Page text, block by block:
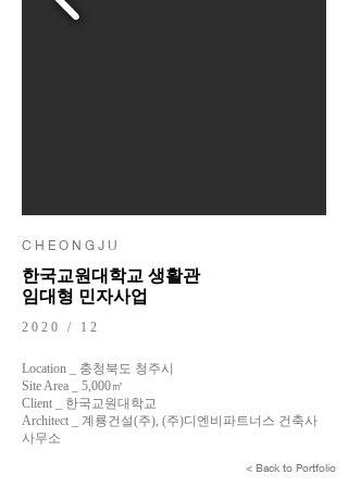
C H E O N G J U
한국교원대학교 생활관
임대형 민자사업
2020 / 12
Location _ 충청북도 청주시
Site Area _ 5,000㎡
Client _ 한국교원대학교
Architect _ 계룡건설(주), (주)디엔비파트너스 건축사
사무소
< Back to Portfolio